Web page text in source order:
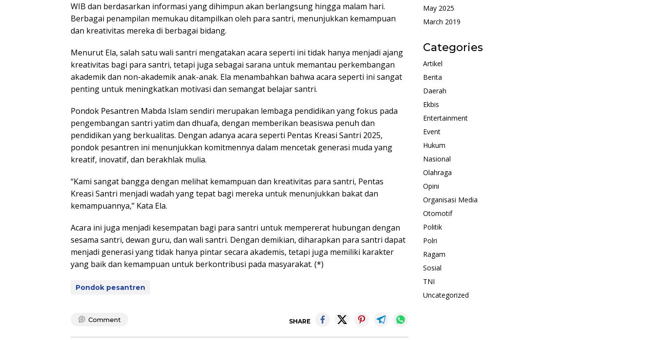
WIB dan berdasarkan informasi yang dihimpun akan berlangsung hingga malam hari.
Berbagai penampilan memukau ditampilkan oleh para santri, menunjukkan kemampuan
dan kreativitas mereka di berbagai bidang.
Menurut Ela, salah satu wali santri mengatakan acara seperti ini tidak hanya menjadi ajang
kreativitas bagi para santri, tetapi juga sebagai sarana untuk memantau perkembangan
akademik dan non-akademik anak-anak. Ela menambahkan bahwa acara seperti ini sangat
penting untuk meningkatkan motivasi dan semangat belajar santri.
Pondok Pesantren Mabda Islam sendiri merupakan lembaga pendidikan yang fokus pada
pengembangan santri yatim dan dhuafa, dengan memberikan beasiswa penuh dan
pendidikan yang berkualitas. Dengan adanya acara seperti Pentas Kreasi Santri 2025,
pondok pesantren ini menunjukkan komitmennya dalam mencetak generasi muda yang
kreatif, inovatif, dan berakhlak mulia.
“Kami sangat bangga dengan melihat kemampuan dan kreativitas para santri, Pentas
Kreasi Santri menjadi wadah yang tepat bagi mereka untuk menunjukkan bakat dan
kemampuannya,” Kata Ela.
Acara ini juga menjadi kesempatan bagi para santri untuk mempererat hubungan dengan
sesama santri, dewan guru, dan wali santri. Dengan demikian, diharapkan para santri dapat
menjadi generasi yang tidak hanya pintar secara akademis, tetapi juga memiliki karakter
yang baik dan kemampuan untuk berkontribusi pada masyarakat. (*)
Pondok pesantren
Comment SHARE
May 2025
March 2019
Categories
Artikel
Berita
Daerah
Ekbis
Entertainment
Event
Hukum
Nasional
Olahraga
Opini
Organisasi Media
Otomotif
Politik
Polri
Ragam
Sosial
TNI
Uncategorized